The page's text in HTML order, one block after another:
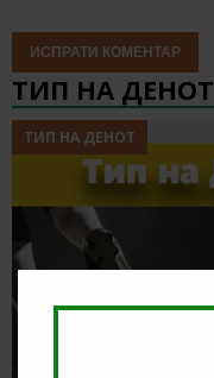
ТИП НА ДЕНОТ
ТИП НА ДЕНОТ